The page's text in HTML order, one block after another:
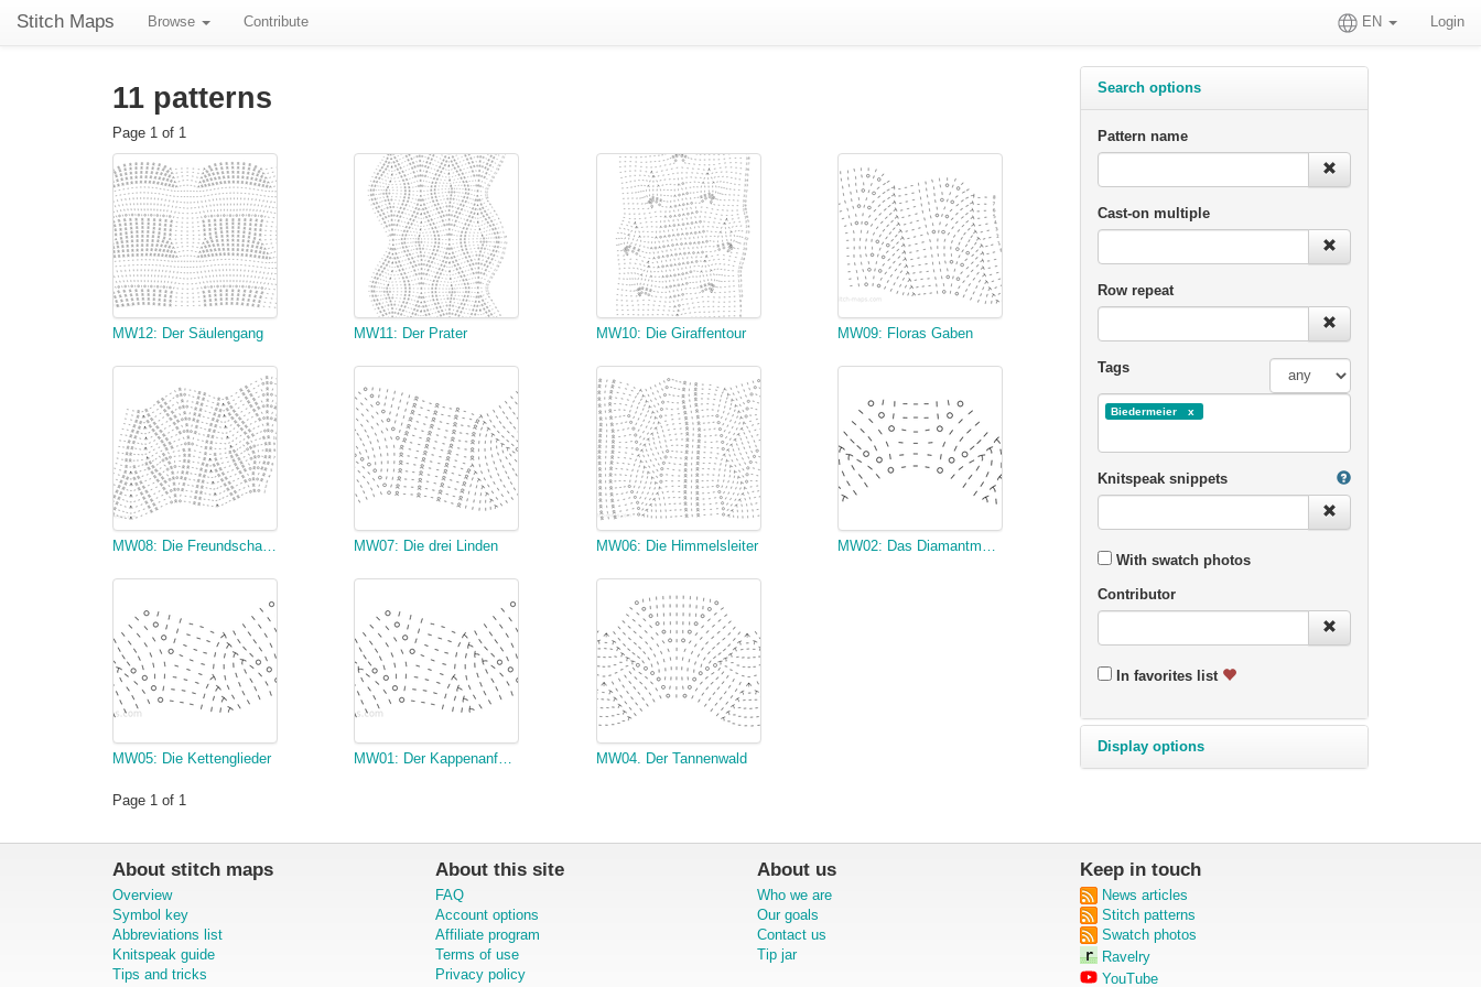
Stitch Maps Browse Contribute EN Login
11 patterns
Page 1 of 1
MW12: Der Säulengang MW11: Der Prater MW10: Die Giraffentour MW09: Floras Gaben
MW07: Die drei Linden MW06: Die Himmelsleiter
MW05: Die Kettenglieder MW04. Der Tannenwald
Page 1 of 1
Search options
Pattern name
Cast-on multiple
Row repeat
Tags
Biedermeier
Knitspeak snippets
With swatch photos
Contributor
In favorites list
Display options
About stitch maps
Overview
Symbol key
Abbreviations list
Knitspeak guide
Tips and tricks
About this site
FAQ
Account options
Affiliate program
Terms of use
Privacy policy
About us
Who we are
Our goals
Contact us
Tip jar
Keep in touch
News articles
Stitch patterns
Swatch photos
Ravelry
YouTube